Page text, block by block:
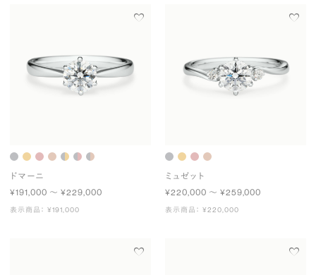
ドマーニ
¥191,000 〜 ¥229,000
表示商品： ¥191,000
ミュゼット
¥220,000 〜 ¥259,000
表示商品： ¥220,000